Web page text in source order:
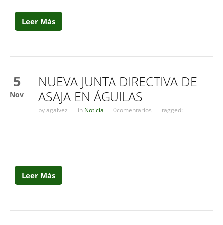
Leer Más
5
Nov
NUEVA JUNTA DIRECTIVA DE
ASAJA EN ÁGUILAS
byagalvez in Noticia 0comentarios tagged:
Leer Más